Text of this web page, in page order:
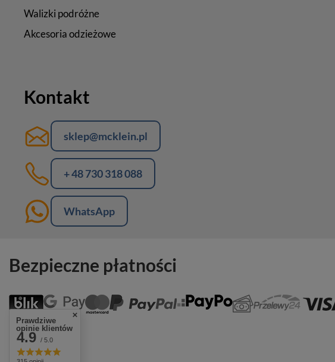
Walizki podróżne
Akcesoria odzieżowe
Kontakt
sklep@mcklein.pl
+ 48 730 318 088
WhatsApp
Bezpieczne płatności
Prawdziwe
opinie klientów
4.9 / 5.0